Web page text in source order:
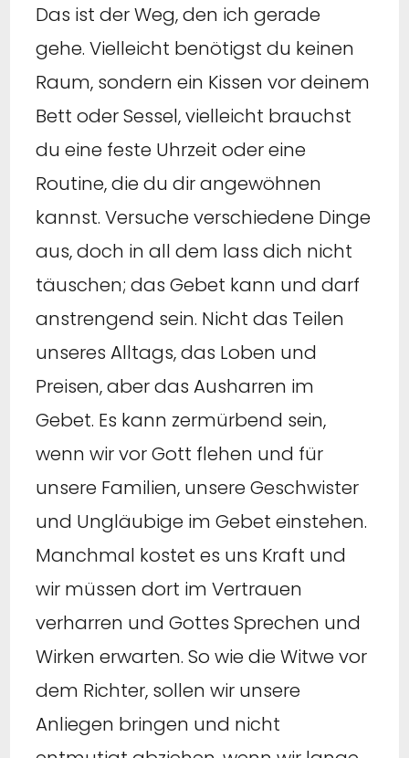
Das ist der Weg, den ich gerade
gehe. Vielleicht benötigst du keinen
Raum, sondern ein Kissen vor deinem
Bett oder Sessel, vielleicht brauchst
du eine feste Uhrzeit oder eine
Routine, die du dir angewöhnen
kannst. Versuche verschiedene Dinge
aus, doch in all dem lass dich nicht
täuschen; das Gebet kann und darf
anstrengend sein. Nicht das Teilen
unseres Alltags, das Loben und
Preisen, aber das Ausharren im
Gebet. Es kann zermürbend sein,
wenn wir vor Gott flehen und für
unsere Familien, unsere Geschwister
und Ungläubige im Gebet einstehen.
Manchmal kostet es uns Kraft und
wir müssen dort im Vertrauen
verharren und Gottes Sprechen und
Wirken erwarten. So wie die Witwe vor
dem Richter, sollen wir unsere
Anliegen bringen und nicht